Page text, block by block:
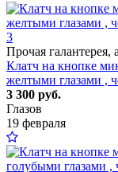
3
Прочая галантерея,
Клатч на кнопке
желтыми глазами ,
3 300 руб.
Глазов
19 февраля